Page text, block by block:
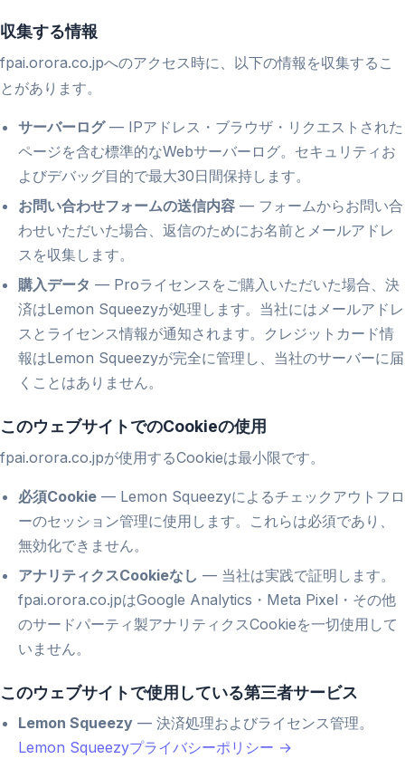
収集する情報
fpai.orora.co.jpへのアクセス時に、以下の情報を収集するこ
とがあります。
サーバーログ— IPアドレス・ブラウザ・リクエストされた
ページを含む標準的なWebサーバーログ。セキュリティお
よびデバッグ目的で最大30日間保持します。
お問い合わせフォームの送信内容 — フォームからお問い合
わせいただいた場合、返信のためにお名前とメールアドレ
スを収集します。
購入データ — Proライセンスをご購入いただいた場合、決
済はLemon Squeezyが処理します。当社にはメールアドレ
スとライセンス情報が通知されます。クレジットカード情
報はLemon Squeezyが完全に管理し、当社のサーバーに届
くことはありません。
このウェブサイトでのCookieの使用
fpai.orora.co.jpが使用するCookieは最小限です。
必須Cookie — Lemon Squeezyによるチェックアウトフロ
ーのセッション管理に使用します。これらは必須であり、
無効化できません。
アナリティクスCookieなし — 当社は実践で証明します。
fpai.orora.co.jpはGoogle Analytics・Meta Pixel・その他
のサードパーティ製アナリティクスCookieを一切使用して
いません。
このウェブサイトで使用している第三者サービス
Lemon Squeezy — 決済処理およびライセンス管理。
Lemon Squeezyプライバシーポリシー →